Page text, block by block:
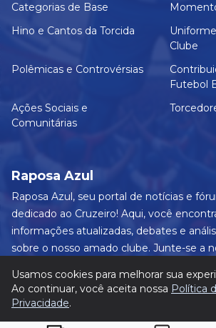
Categorias de Base
Hino e Cantos da Torcida
Clube
Polêmicas e Controvérsias
Futebol
Ações Sociais e
Comunitárias
Raposa Azul
Raposa Azul, seu portal de notícias e
dedicado ao Cruzeiro! Aqui, você
informações atualizadas, debates e
sobre o nosso amado clube. Junte-se a
suporte@raposa-azul.com.br
Usamos cookies para melhorar sua
Ao continuar, você aceita nossa Política
Privacidade.